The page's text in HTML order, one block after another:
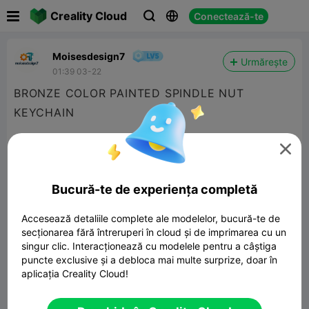
Creality Cloud   Conectează-te
Moisesdesign7
01:39 03-22
Urmărește
BRONZE COLOR PAINTED SPINDLE NUT
KEYCHAIN

Bucură-te de experiența completă
Accesează detaliile complete ale modelelor, bucură-te de
secționarea fără întreruperi în cloud și de imprimarea cu un
singur clic. Interacționează cu modelele pentru a câștiga
puncte exclusive și a debloca mai multe surprize, doar în
aplicația Creality Cloud!